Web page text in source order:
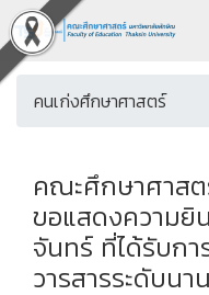
คนเก่งศึกษาศาสตร์
คณะศึกษาศาส
ขอแสดงความ
จันทร์ ที่ได้รับก
วารสารระดับนา